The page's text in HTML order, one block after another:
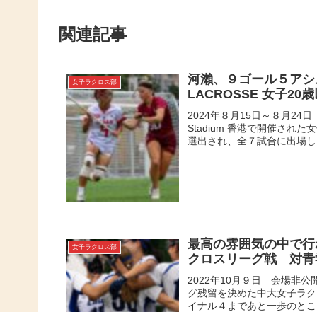
関連記事
女子ラクロス部
河瀨、９ゴール５ア
LACROSSE 女子20
2024年８月15日～８月24
Stadium 香港で開催された
選出され、全７試合に出場
女子ラクロス部
最高の雰囲気の中で
クロスリーグ戦 対青
2022年10月９日 会場非公
グ残留を決めた中大女子ラ
イナル４まであと一歩のと